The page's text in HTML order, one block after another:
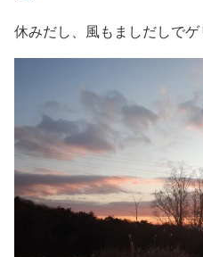
休みだし、風もましだしでゲ